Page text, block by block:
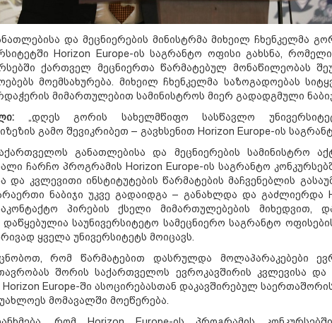
და მეცნიერების მინისტრმა მიხეილ ჩხენკელმა
Horizon Europe-ის საგრანტო ოფისი გახსნა,
ქართველ მეცნიერთა წარმატებულ მონაწილეობას
მოემსახურება. მიხეილ ჩხენკელმა საზოგადოებას
მიმართულებით სამინისტროს მიერ გადადგმული
„დღეს გორის სახელმწიფო სასწავლო
გამო შევიკრიბეთ – გავხსენით Horizon Europe-ის
განათლებისა და მეცნიერების სამინისტრო
ჩარჩო პროგრამის Horizon Europe-ის საგრანტო
და კვლევითი ინსტიტუტების წარმატების მაჩვენებლის
ნაბიჯი უკვე გადაიდგა – განახლდა და გაძლიერდა
პირების ქსელი მიმართულებების მიხედვით,
დაწყებულია საუნივერსიტეტო სამეცნიერო საგრანტო
ყველა უნივერსიტეტს მოიცავს.
რომ წარმატებით დასრულდა მოლაპარაკებები
შორის საქართველოს ევროკავშირის კვლევისა და
Europe-ში ასოცირებასთან დაკავშირებულ
მომავალში მოეწერება.